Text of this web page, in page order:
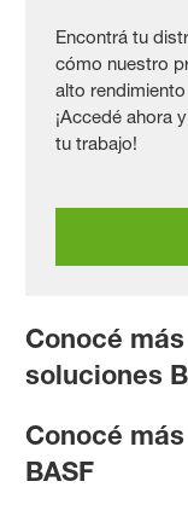
Encontrá tu
cómo nuestro
alto
¡Accedé ahora
tu trabajo!
Conocé
soluciones
Conocé
BASF